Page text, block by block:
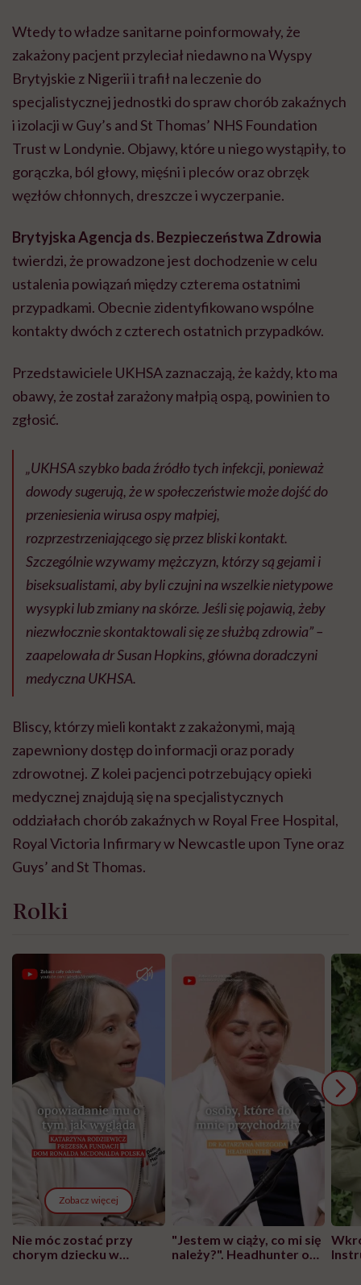
Wtedy to władze sanitarne poinformowały, że
zakażony pacjent przyleciał niedawno na Wyspy
Brytyjskie z Nigerii i trafił na leczenie do
specjalistycznej jednostki do spraw chorób zakaźnych
i izolacji w Guy’s and St Thomas’ NHS Foundation
Trust w Londynie. Objawy, które u niego wystąpiły, to
gorączka, ból głowy, mięśni i pleców oraz obrzęk
węzłów chłonnych, dreszcze i wyczerpanie.
Brytyjska Agencja ds. Bezpieczeństwa Zdrowia
twierdzi, że prowadzone jest dochodzenie w celu
ustalenia powiązań między czterema ostatnimi
przypadkami. Obecnie zidentyfikowano wspólne
kontakty dwóch z czterech ostatnich przypadków.
Przedstawiciele UKHSA zaznaczają, że każdy, kto ma
obawy, że został zarażony małpią ospą, powinien to
zgłosić.
„UKHSA szybko bada źródło tych infekcji, ponieważ
dowody sugerują, że w społeczeństwie może dojść do
przeniesienia wirusa ospy małpiej,
rozprzestrzeniającego się przez bliski kontakt.
Szczególnie wzywamy mężczyzn, którzy są gejami i
biseksualistami, aby byli czujni na wszelkie nietypowe
wysypki lub zmiany na skórze. Jeśli się pojawią, żeby
niezwłocznie skontaktowali się ze służbą zdrowia” –
zaapelowała dr Susan Hopkins, główna doradczyni
medyczna UKHSA.
Bliscy, którzy mieli kontakt z zakażonymi, mają
zapewniony dostęp do informacji oraz porady
zdrowotnej. Z kolei pacjenci potrzebujący opieki
medycznej znajdują się na specjalistycznych
oddziałach chorób zakaźnych w Royal Free Hospital,
Royal Victoria Infirmary w Newcastle upon Tyne oraz
Guys’ and St Thomas.
Rolki
Zobacz więcej
Nie móc zostać przy
chorym dziecku w
"Jestem w ciąży, co mi się
należy?". Headhunter o